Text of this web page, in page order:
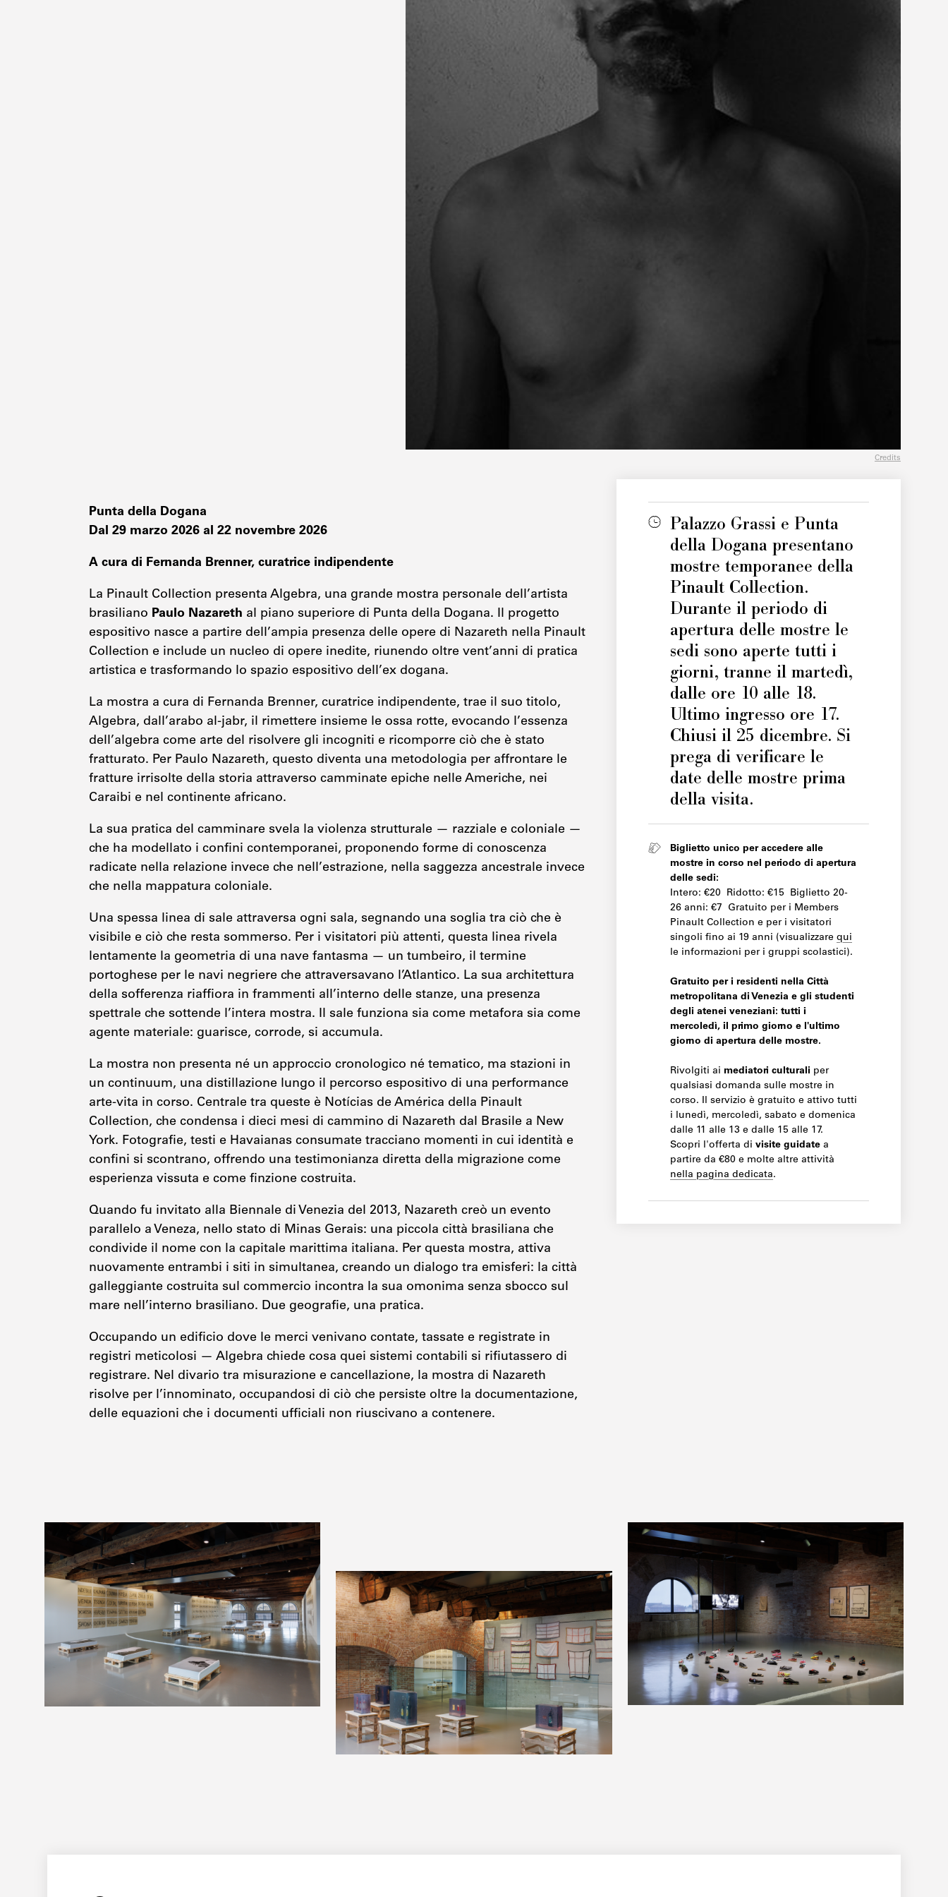
Credits
Punta della Dogana
Dal 29 marzo 2026 al 22 novembre 2026
A cura di Fernanda Brenner, curatrice indipendente
La Pinault Collection presenta Algebra, una grande mostra personale dell’artista
brasiliano Paulo Nazareth al piano superiore di Punta della Dogana. Il progetto
espositivo nasce a partire dell’ampia presenza delle opere di Nazareth nella Pinault
Collection e include un nucleo di opere inedite, riunendo oltre vent’anni di pratica
artistica e trasformando lo spazio espositivo dell’ex dogana.
La mostra a cura di Fernanda Brenner, curatrice indipendente, trae il suo titolo,
Algebra, dall’arabo al-jabr, il rimettere insieme le ossa rotte, evocando l’essenza
dell’algebra come arte del risolvere gli incogniti e ricomporre ciò che è stato
fratturato. Per Paulo Nazareth, questo diventa una metodologia per affrontare le
fratture irrisolte della storia attraverso camminate epiche nelle Americhe, nei
Caraibi e nel continente africano.
La sua pratica del camminare svela la violenza strutturale — razziale e coloniale —
che ha modellato i confini contemporanei, proponendo forme di conoscenza
radicate nella relazione invece che nell’estrazione, nella saggezza ancestrale invece
che nella mappatura coloniale.
Una spessa linea di sale attraversa ogni sala, segnando una soglia tra ciò che è
visibile e ciò che resta sommerso. Per i visitatori più attenti, questa linea rivela
lentamente la geometria di una nave fantasma — un tumbeiro, il termine
portoghese per le navi negriere che attraversavano l’Atlantico. La sua architettura
della sofferenza riaffiora in frammenti all’interno delle stanze, una presenza
spettrale che sottende l’intera mostra. Il sale funziona sia come metafora sia come
agente materiale: guarisce, corrode, si accumula.
La mostra non presenta né un approccio cronologico né tematico, ma stazioni in
un continuum, una distillazione lungo il percorso espositivo di una performance
arte-vita in corso. Centrale tra queste è Notícias de América della Pinault
Collection, che condensa i dieci mesi di cammino di Nazareth dal Brasile a New
York. Fotografie, testi e Havaianas consumate tracciano momenti in cui identità e
confini si scontrano, offrendo una testimonianza diretta della migrazione come
esperienza vissuta e come finzione costruita.
Quando fu invitato alla Biennale di Venezia del 2013, Nazareth creò un evento
parallelo a Veneza, nello stato di Minas Gerais: una piccola città brasiliana che
condivide il nome con la capitale marittima italiana. Per questa mostra, attiva
nuovamente entrambi i siti in simultanea, creando un dialogo tra emisferi: la città
galleggiante costruita sul commercio incontra la sua omonima senza sbocco sul
mare nell’interno brasiliano. Due geografie, una pratica.
Occupando un edificio dove le merci venivano contate, tassate e registrate in
registri meticolosi — Algebra chiede cosa quei sistemi contabili si rifiutassero di
registrare. Nel divario tra misurazione e cancellazione, la mostra di Nazareth
risolve per l’innominato, occupandosi di ciò che persiste oltre la documentazione,
delle equazioni che i documenti ufficiali non riuscivano a contenere.
Palazzo Grassi e Punta
della Dogana presentano
mostre temporanee della
Pinault Collection.
Durante il periodo di
apertura delle mostre le
sedi sono aperte tutti i
giorni, tranne il martedì,
dalle ore 10 alle 18.
Ultimo ingresso ore 17.
Chiusi il 25 dicembre. Si
prega di verificare le
date delle mostre prima
della visita.
Biglietto unico per accedere alle
mostre in corso nel periodo di apertura
delle sedi:
Intero: €20 Ridotto: €15 Biglietto 20-
26 anni: €7 Gratuito per i Members
Pinault Collection e per i visitatori
singoli fino ai 19 anni (visualizzare qui
le informazioni per i gruppi scolastici).
Gratuito per i residenti nella Città
metropolitana di Venezia e gli studenti
degli atenei veneziani: tutti i
mercoledì, il primo giorno e l'ultimo
giorno di apertura delle mostre.
Rivolgiti ai mediatori culturali per
qualsiasi domanda sulle mostre in
corso. Il servizio è gratuito e attivo tutti
i lunedì, mercoledì, sabato e domenica
dalle 11 alle 13 e dalle 15 alle 17.
Scopri l'offerta di visite guidate a
partire da €80 e molte altre attività
nella pagina dedicata.